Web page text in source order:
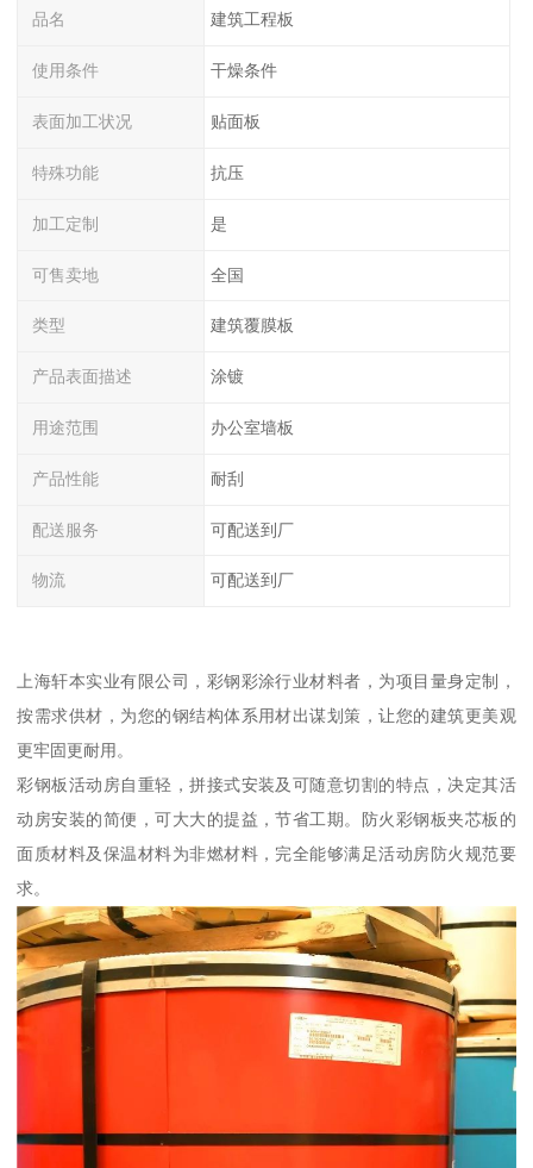
品名 建筑工程板
使用条件 干燥条件
表面加工状况 贴面板
特殊功能 抗压
加工定制 是
可售卖地 全国
类型 建筑覆膜板
产品表面描述 涂镀
用途范围 办公室墙板
产品性能 耐刮
配送服务 可配送到厂
物流 可配送到厂
上海轩本实业有限公司，彩钢彩涂行业材料者，为项目量身定制，
按需求供材，为您的钢结构体系用材出谋划策，让您的建筑更美观
更牢固更耐用。
彩钢板活动房自重轻，拼接式安装及可随意切割的特点，决定其活
动房安装的简便，可大大的提益，节省工期。防火彩钢板夹芯板的
面质材料及保温材料为非燃材料，完全能够满足活动房防火规范要
求。